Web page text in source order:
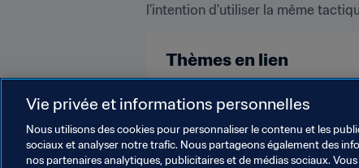
l'intention d'utiliser la même
Thèmes en lien
Compétitions FIFA Spain
Vie privée et informations personnelles
Nous utilisons des cookies pour personnaliser le contenu et les
sociaux et analyser notre trafic. Nous partageons également des
nos partenaires analytiques, publicitaires et de médias sociaux.